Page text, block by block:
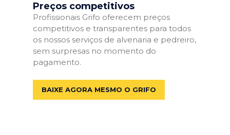
Preços competitivos
Profissionais Grifo oferecem preços
competitivos e transparentes para todos
os nossos serviços de alvenaria e pedreiro,
sem surpresas no momento do
pagamento.
BAIXE AGORA MESMO O GRIFO